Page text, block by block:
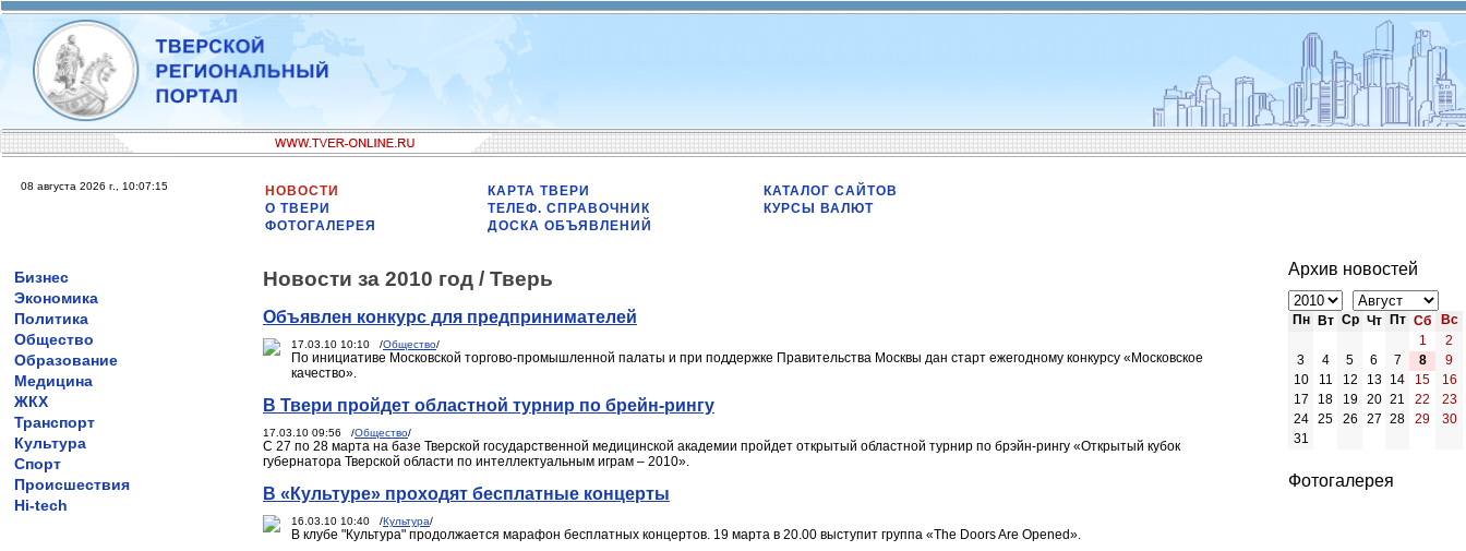
08 августа 2026 г., 10:07:15
НОВОСТИ
О ТВЕРИ
ФОТОГАЛЕРЕЯ
КАРТА ТВЕРИ
ТЕЛЕФ. СПРАВОЧНИК
ДОСКА ОБЪЯВЛЕНИЙ
КАТАЛОГ САЙТОВ
КУРСЫ ВАЛЮТ
Бизнес
Экономика
Политика
Общество
Образование
Медицина
ЖКХ
Транспорт
Культура
Спорт
Происшествия
Hi-tech
Новости за 2010 год / Тверь
Объявлен конкурс для предпринимателей
17.03.10 10:10 /Общество/
По инициативе Московской торгово-промышленной палаты и при поддержке Правительства Москвы дан старт ежегодному конкурсу «Московское
качество».
В Твери пройдет областной турнир по брейн-рингу
17.03.10 09:56 /Общество/
C 27 по 28 марта на базе Тверской государственной медицинской академии пройдет открытый областной турнир по брэйн-рингу «Открытый кубок
губернатора Тверской области по интеллектуальным играм – 2010».
В «Культуре» проходят бесплатные концерты
16.03.10 10:40 /Культура/
В клубе "Культура" продолжается марафон бесплатных концертов. 19 марта в 20.00 выступит группа «The Doors Are Opened».
Архив новостей
Пн Вт Ср Чт Пт Сб
Вс
1
2
3
4 5 6 7 8
9
10
11 12 13 14 15
16
17
18 19 20 21 22
23
24
25 26 27 28 29
30
31
Фотогалерея